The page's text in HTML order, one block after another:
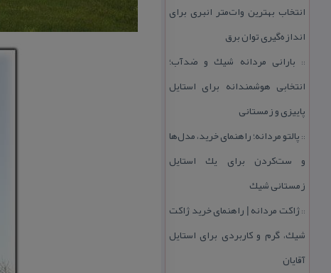
انتخاب بهترین وات‌متر انبری برای
اندازه‌گیری توان برق
:: بارانی مردانه شیك و ضدآب؛
انتخابی هوشمندانه برای استایل
پاییزی و زمستانی
:: پالتو مردانه؛ راهنمای خرید، مدل‌ها
و ست‌كردن برای یك استایل
زمستانی شیك
::ژاكت مردانه | راهنمای خرید ژاكت
شیك، گرم و كاربردی برای استایل
آقایان